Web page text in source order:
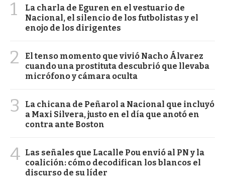
1
La charla de Eguren en el vestuario de
Nacional, el silencio de los futbolistas y el
enojo de los dirigentes
2
El tenso momento que vivió Nacho Álvarez
cuando una prostituta descubrió que llevaba
micrófono y cámara oculta
3
La chicana de Peñarol a Nacional que incluyó
a Maxi Silvera, justo en el día que anotó en
contra ante Boston
4 Las señales que Lacalle Pou envió al PN y la
coalición: cómo decodifican los blancos el
discurso de su líder